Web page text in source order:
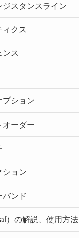
スタンスライン
ィクス
ンス
プション
オーダー
ション
バンド
）の解説、使用方法